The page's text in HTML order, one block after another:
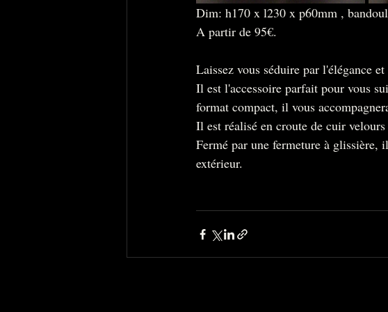
Dim: h170 x l230 x p60mm ,
A partir de 95€.
Laissez vous séduire par l'élégance
Il est l'accessoire parfait pour vous
format compact, il vous
Il est réalisé en croute de cuir
Fermé par une fermeture à glissière,
extérieur.